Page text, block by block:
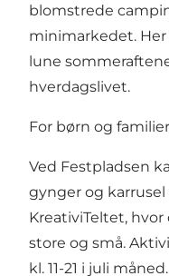
blomstrede
minimarkedet.
lune
hverdagslivet.
For børn og familier
Ved Festpladsen
gynger og karrusel
KreativiTeltet, hvor
store og små.
kl. 11-21 i juli måned.